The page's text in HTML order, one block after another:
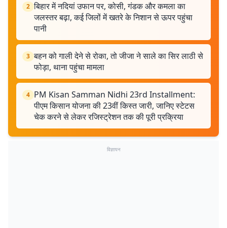
2 बिहार में नदियां उफान पर, कोसी, गंडक और कमला का
जलस्तर बढ़ा, कई जिलों में खतरे के निशान से ऊपर पहुंचा
पानी
3 बहन को गाली देने से रोका, तो जीजा ने साले का सिर लाठी से
फोड़ा, थाना पहुंचा मामला
4 PM Kisan Samman Nidhi 23rd Installment:
पीएम किसान योजना की 23वीं किस्त जारी, जानिए स्टेटस
चेक करने से लेकर रजिस्ट्रेशन तक की पूरी प्रक्रिया
विज्ञापन